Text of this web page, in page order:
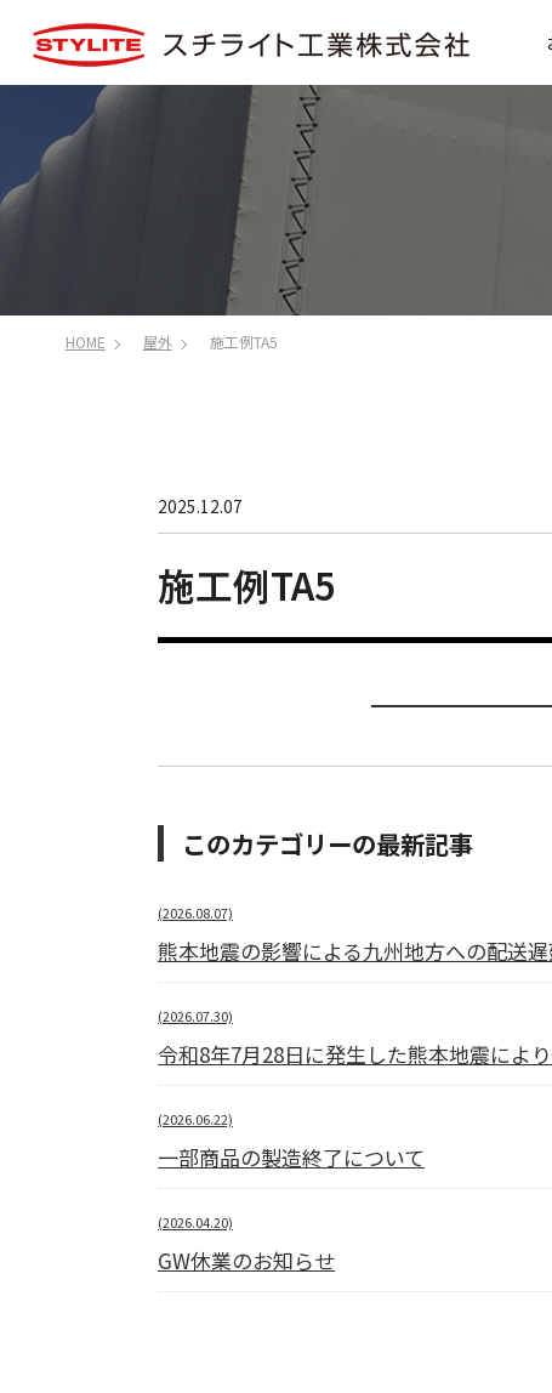
HOME 屋外 施工例TA5
2025.12.07
施工例TA5
このカテゴリーの最新記事
(2026.08.07)
熊本地震の影響による九州地方への配送
(2026.07.30)
令和8年7月28日に発生した熊本地震によ
(2026.06.22)
一部商品の製造終了について
(2026.04.20)
GW休業のお知らせ